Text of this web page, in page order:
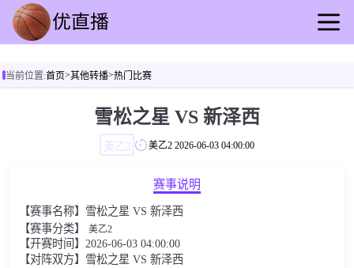
足球直播
其他转播
当前位置:首页>其他转播>热门比赛
雪松之星 VS 新泽西
美乙2 美乙2 2026-06-03 04:00:00
赛事说明
【赛事名称】雪松之星 VS 新泽西
【赛事分类】 美乙2
【开赛时间】2026-06-03 04:00:00
【对阵双方】雪松之星 VS 新泽西